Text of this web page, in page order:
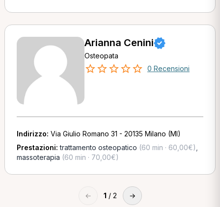
Arianna Cenini
Osteopata
0 Recensioni
Indirizzo: Via Giulio Romano 31 - 20135 Milano (MI)
Prestazioni:trattamento osteopatico (60 min · 60,00€)
massoterapia (60 min · 70,00€)
← 1 / 2 →